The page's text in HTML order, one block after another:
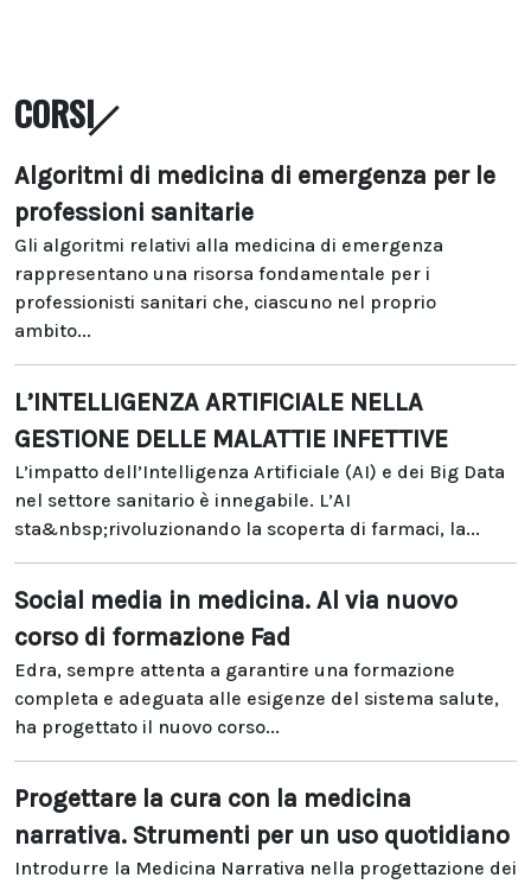
CORSI
Algoritmi di medicina di emergenza per le
professioni sanitarie
Gli algoritmi relativi alla medicina di emergenza
rappresentano una risorsa fondamentale per i
professionisti sanitari che, ciascuno nel proprio
ambito...
L’INTELLIGENZA ARTIFICIALE NELLA
GESTIONE DELLE MALATTIE INFETTIVE
L’impatto dell’Intelligenza Artificiale (AI) e dei Big Data
nel settore sanitario è innegabile. L’AI
sta&nbsp;rivoluzionando la scoperta di farmaci, la...
Social media in medicina. Al via nuovo
corso di formazione Fad
Edra, sempre attenta a garantire una formazione
completa e adeguata alle esigenze del sistema salute,
ha progettato il nuovo corso...
Progettare la cura con la medicina
narrativa. Strumenti per un uso quotidiano
Introdurre la Medicina Narrativa nella progettazione dei